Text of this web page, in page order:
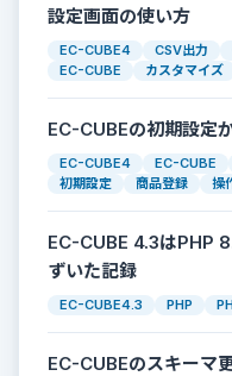
設定画面の使い方
EC-CUBE4 CSV出力
EC-CUBE
カスタマイズ
EC-CUBEの初期設定
EC-CUBE4 EC-CUBE
初期設定
商品登録 操
EC-CUBE 4.3はPHP
ずいた記録
EC-CUBE4.3 PHP
EC-CUBEのスキーマ